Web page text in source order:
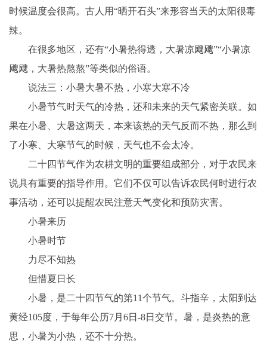
时候温度会很高。古人用“晒开石头”来形容当天的太阳很毒
辣。
在很多地区，还有“小暑热得透，大暑凉飕飕”“小暑凉
飕飕，大暑热熬熬”等类似的俗语。
说法三：小暑大暑不热，小寒大寒不冷
小暑节气时天气的冷热，还和未来的天气紧密关联。如
果在小暑、大暑这两天，本来该热的天气反而不热，那么到
了小寒、大寒节气的时候，天气也不会太冷。
二十四节气作为农耕文明的重要组成部分，对于农民来
说具有重要的指导作用。它们不仅可以告诉农民何时进行农
事活动，还可以提醒农民注意天气变化和预防灾害。
小暑来历
小暑时节
力尽不知热
但惜夏日长
小暑，是二十四节气的第11个节气。斗指辛，太阳到达
黄经105度，于每年公历7月6日-8日交节。暑，是炎热的意
思，小暑为小热，还不十分热。